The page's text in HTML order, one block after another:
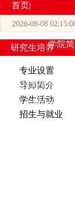
首页|
2026世界杯
学院
研究生培养
专业设置
2026-08-08
研究生培养
专业设置
导师简介
学生活动
招生与就业